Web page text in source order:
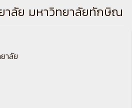
าลัย มหาวิทยาลัยทักษิณ
าลัย